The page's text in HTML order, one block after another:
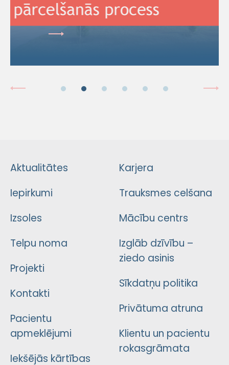
Aktualitātes
Iepirkumi
Izsoles
Telpu noma
Projekti
Kontakti
Pacientu
apmeklējumi
Iekšējās kārtības
Karjera
Trauksmes celšana
Mācību centrs
Izglāb dzīvību –
ziedo asinis
Sīkdatņu politika
Privātuma atruna
Klientu un pacientu
rokasgrāmata